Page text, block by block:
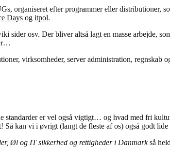
organiseret efter programmer eller distributioner,
Days og itpol.
sider osv. Der bliver altså lagt en masse arbejde,
virksomheder, server administration, regnskab
standarder er vel også vigtigt… og hvad med fri
Så kan vi i øvrigt (langt de fleste af os) også godt
Øl og IT sikkerhed og rettigheder i Danmarkså